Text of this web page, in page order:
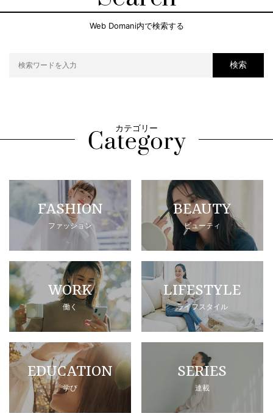
Web Domani内で検索する
検索
カテゴリー
FASHION
ファッション
BEAUTY
ビューティ
WORK
働く
LIFESTYLE
ライフスタイル
EDUCATION
学び
SERIES
連載